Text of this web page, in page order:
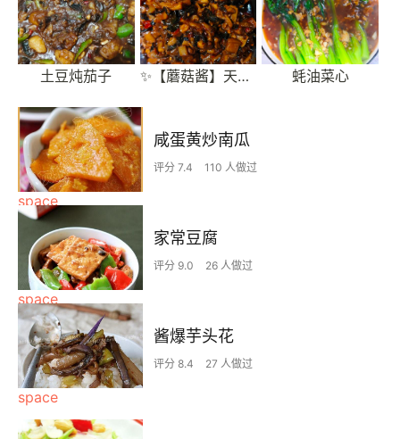
土豆炖茄子 ✨【蘑菇酱】天价香菇劝退？手把手教你复刻星级主厨秘制蘑菇酱✨ 蚝油菜心
咸蛋黄炒南瓜
评分 7.4 110 人做过
家常豆腐
评分 9.0 26 人做过
酱爆芋头花
评分 8.4 27 人做过